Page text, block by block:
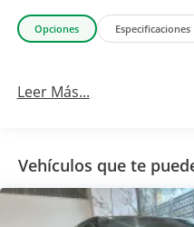
Opciones Especificaciones
Leer Más...
Vehículos que te